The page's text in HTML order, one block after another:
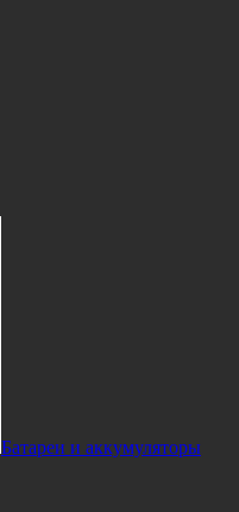
Батареи и аккумуляторы